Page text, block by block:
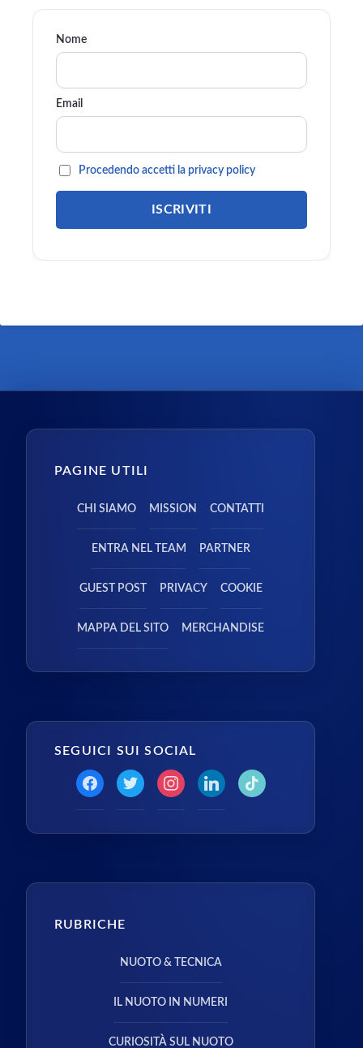
Nome
Email
Procedendo accetti la privacy policy
PAGINE UTILI
CHI SIAMO MISSION CONTATTI
ENTRA NEL TEAM PARTNER
GUEST POST PRIVACY COOKIE
MAPPA DEL SITO MERCHANDISE
SEGUICI SUI SOCIAL
RUBRICHE
NUOTO & TECNICA
IL NUOTO IN NUMERI
CURIOSITÀ SUL NUOTO